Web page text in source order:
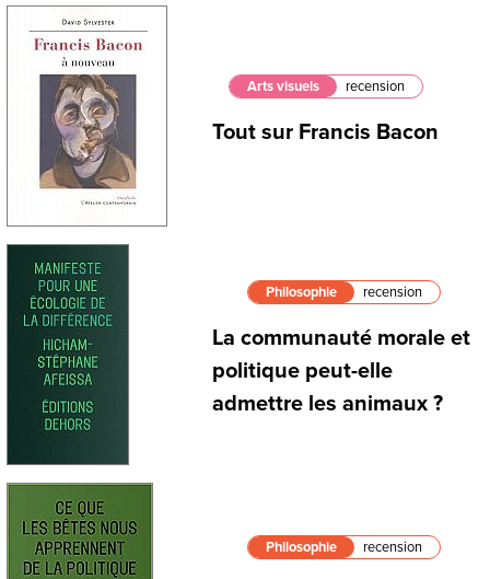
Arts visuels recension
Tout sur Francis Bacon
Philosophie recension
La communauté morale et
politique peut-elle
admettre les animaux ?
Philosophie recension